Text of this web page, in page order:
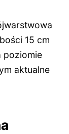
15 cm
poziomie
aktualne